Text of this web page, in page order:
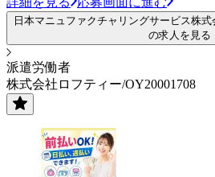
日本マニュファクチャリングサービス株
の求人を見る
派遣労働者
株式会社ロフティー/OY20001708